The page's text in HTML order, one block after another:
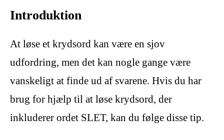
Introduktion
At løse et krydsord kan være en sjov
udfordring, men det kan nogle gange være
vanskeligt at finde ud af svarene. Hvis du har
brug for hjælp til at løse krydsord, der
inkluderer ordet SLET, kan du følge disse tip.